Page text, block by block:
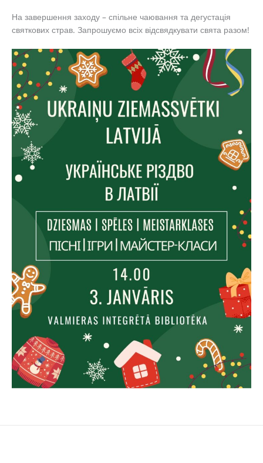
На завершення заходу – спільне чаювання та дегустація
святкових страв. Запрошуємо всіх відсвядкувати свята разом!